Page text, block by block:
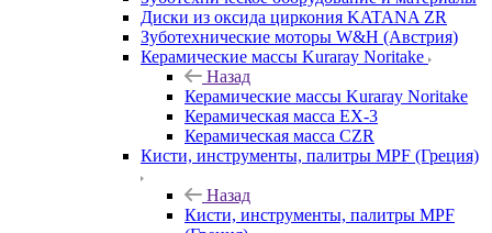
Диски из оксида циркония KATANA ZR
Зуботехнические моторы W&H (Австрия)
Керамические массы Kuraray Noritake
Назад
Керамические массы Kuraray Noritake
Керамическая масса EX-3
Керамическая масса CZR
Кисти, инструменты, палитры MPF (Греция)
Назад
Кисти, инструменты, палитры MPF